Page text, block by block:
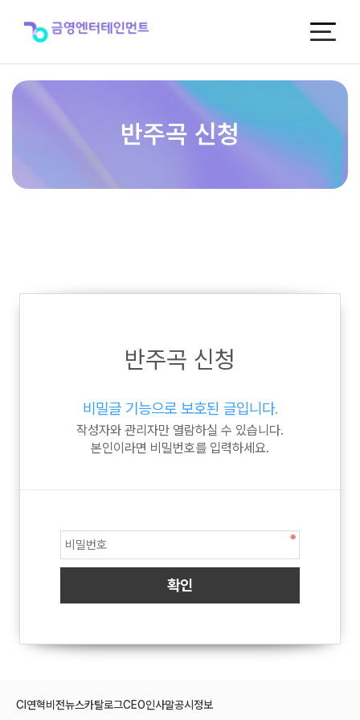
반주곡 신청
반주곡 신청
비밀글 기능으로 보호된 글입니다.
작성자와 관리자만 열람하실 수 있습니다.
본인이라면 비밀번호를 입력하세요.
CI 연혁비전뉴스카탈로그CEO인사말공시정보